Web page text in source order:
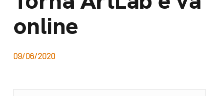
online
09/06/2020
Lavora con noi
Bilancio di
missione
dal Sud